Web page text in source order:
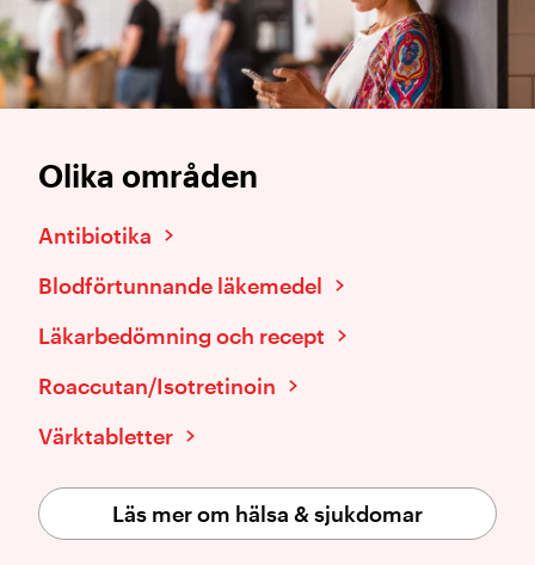
Olika områden
Antibiotika
Blodförtunnande läkemedel
Läkarbedömning och recept
Roaccutan/Isotretinoin
Värktabletter
Läs mer om hälsa & sjukdomar